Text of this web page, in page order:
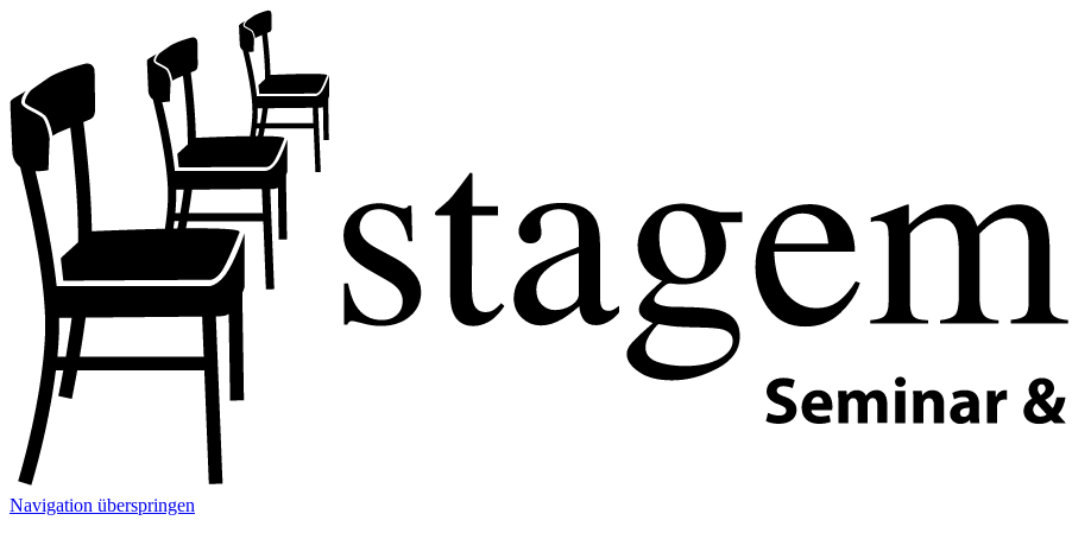
Navigation überspringen